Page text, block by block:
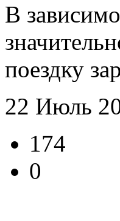
В
поездку
22 Июль
174
0